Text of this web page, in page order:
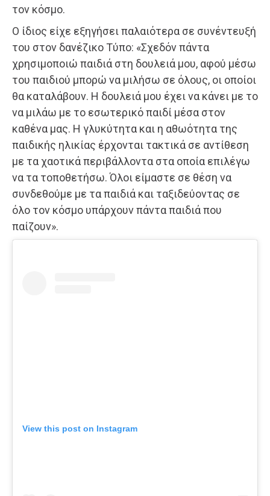
τον κόσμο.
Ο ίδιος είχε εξηγήσει παλαιότερα σε συνέντευξή
του στον δανέζικο Τύπο: «Σχεδόν πάντα
χρησιμοποιώ παιδιά στη δουλειά μου, αφού μέσω
του παιδιού μπορώ να μιλήσω σε όλους, οι οποίοι
θα καταλάβουν. Η δουλειά μου έχει να κάνει με το
να μιλάω με το εσωτερικό παιδί μέσα στον
καθένα μας. Η γλυκύτητα και η αθωότητα της
παιδικής ηλικίας έρχονται τακτικά σε αντίθεση
με τα χαοτικά περιβάλλοντα στα οποία επιλέγω
να τα τοποθετήσω. Όλοι είμαστε σε θέση να
συνδεθούμε με τα παιδιά και ταξιδεύοντας σε
όλο τον κόσμο υπάρχουν πάντα παιδιά που
παίζουν».
View this post on Instagram